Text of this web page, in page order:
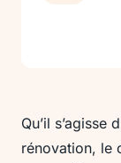
Qu’il s’agisse
rénovation, le